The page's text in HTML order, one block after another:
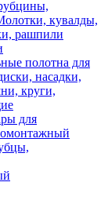
кувалды,
рашпили
полотна для
насадки,
круги,
для